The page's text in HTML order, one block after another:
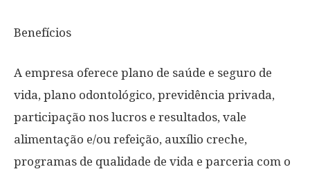
Benefícios
A empresa oferece plano de saúde e seguro de
vida, plano odontológico, previdência privada,
participação nos lucros e resultados, vale
alimentação e/ou refeição, auxílio creche,
programas de qualidade de vida e parceria com o